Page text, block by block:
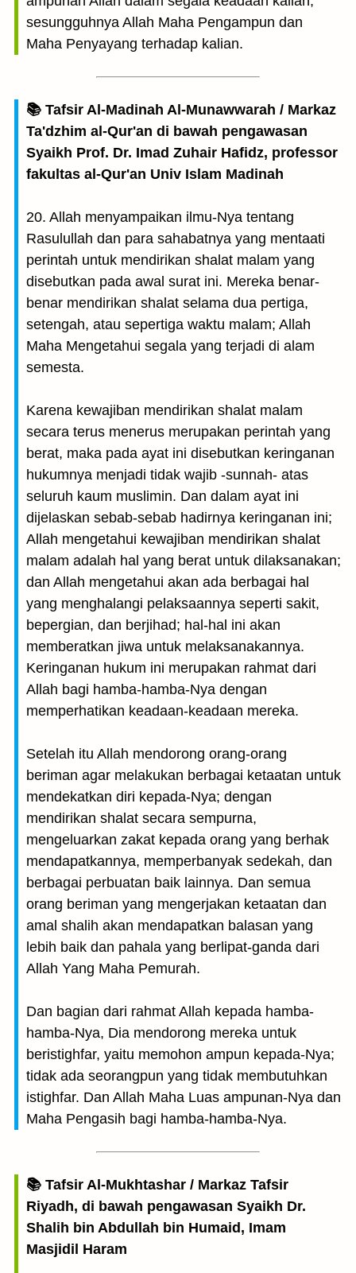
sesungguhnya Allah Maha Pengampun dan
Maha Penyayang terhadap kalian.
📚 Tafsir Al-Madinah Al-Munawwarah / Markaz
Ta'dzhim al-Qur'an di bawah pengawasan
Syaikh Prof. Dr. Imad Zuhair Hafidz, professor
fakultas al-Qur'an Univ Islam Madinah
20. Allah menyampaikan ilmu-Nya tentang
Rasulullah dan para sahabatnya yang mentaati
perintah untuk mendirikan shalat malam yang
disebutkan pada awal surat ini. Mereka benar-
benar mendirikan shalat selama dua pertiga,
setengah, atau sepertiga waktu malam; Allah
Maha Mengetahui segala yang terjadi di alam
semesta.
Karena kewajiban mendirikan shalat malam
secara terus menerus merupakan perintah yang
berat, maka pada ayat ini disebutkan keringanan
hukumnya menjadi tidak wajib -sunnah- atas
seluruh kaum muslimin. Dan dalam ayat ini
dijelaskan sebab-sebab hadirnya keringanan ini;
Allah mengetahui kewajiban mendirikan shalat
malam adalah hal yang berat untuk dilaksanakan;
dan Allah mengetahui akan ada berbagai hal
yang menghalangi pelaksaannya seperti sakit,
bepergian, dan berjihad; hal-hal ini akan
memberatkan jiwa untuk melaksanakannya.
Keringanan hukum ini merupakan rahmat dari
Allah bagi hamba-hamba-Nya dengan
memperhatikan keadaan-keadaan mereka.
Setelah itu Allah mendorong orang-orang
beriman agar melakukan berbagai ketaatan untuk
mendekatkan diri kepada-Nya; dengan
mendirikan shalat secara sempurna,
mengeluarkan zakat kepada orang yang berhak
mendapatkannya, memperbanyak sedekah, dan
berbagai perbuatan baik lainnya. Dan semua
orang beriman yang mengerjakan ketaatan dan
amal shalih akan mendapatkan balasan yang
lebih baik dan pahala yang berlipat-ganda dari
Allah Yang Maha Pemurah.
Dan bagian dari rahmat Allah kepada hamba-
hamba-Nya, Dia mendorong mereka untuk
beristighfar, yaitu memohon ampun kepada-Nya;
tidak ada seorangpun yang tidak membutuhkan
istighfar. Dan Allah Maha Luas ampunan-Nya dan
Maha Pengasih bagi hamba-hamba-Nya.
📚 Tafsir Al-Mukhtashar / Markaz Tafsir
Riyadh, di bawah pengawasan Syaikh Dr.
Shalih bin Abdullah bin Humaid, Imam
Masjidil Haram